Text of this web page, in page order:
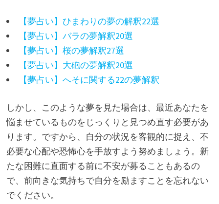
【夢占い】ひまわりの夢の解釈22選
【夢占い】バラの夢解釈20選
【夢占い】桜の夢解釈27選
【夢占い】大砲の夢解釈20選
【夢占い】へそに関する22の夢解釈
しかし、このような夢を見た場合は、最近あなたを
悩ませているものをじっくりと見つめ直す必要があ
ります。ですから、自分の状況を客観的に捉え、不
必要な心配や恐怖心を手放すよう努めましょう。新
たな困難に直面する前に不安が募ることもあるの
で、前向きな気持ちで自分を励ますことを忘れない
でください。